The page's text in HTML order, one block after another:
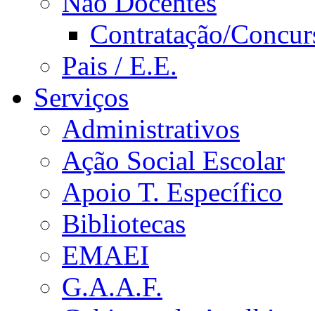
Contratação/
Pais / E.E.
Serviços
Administrativos
Ação Social Escolar
Apoio T. Específico
Bibliotecas
EMAEI
G.A.A.F.